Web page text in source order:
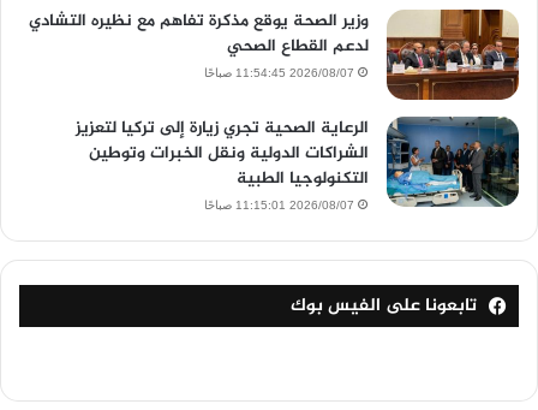
وزير الصحة يوقع مذكرة تفاهم مع نظيره التشادي
لدعم القطاع الصحي
2026/08/07 11:54:45 صباحًا
الرعاية الصحية تجري زيارة إلى تركيا لتعزيز
الشراكات الدولية ونقل الخبرات وتوطين
التكنولوجيا الطبية
2026/08/07 11:15:01 صباحًا
تابعونا على الفيس بوك